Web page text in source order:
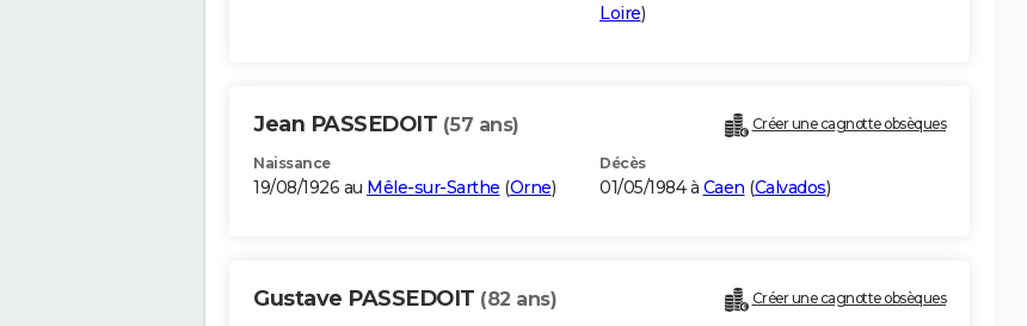
Loire)
Jean PASSEDOIT (57 ans) Créer une cagnotte obsèques
Naissance
19/08/1926 au Mêle-sur-Sarthe (Orne)
Décès
01/05/1984 à Caen (Calvados)
Gustave PASSEDOIT (82 ans) Créer une cagnotte obsèques